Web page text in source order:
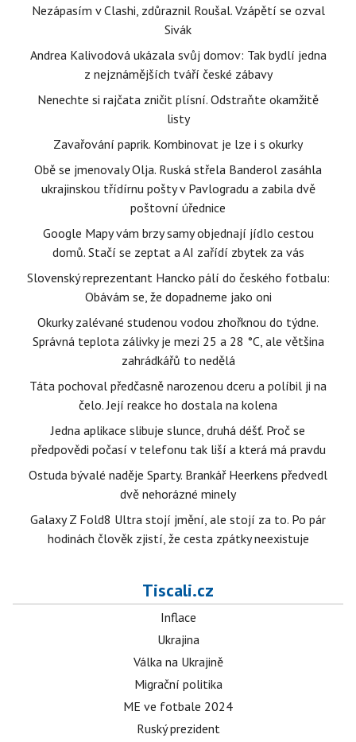
Nezápasím v Clashi, zdůraznil Roušal. Vzápětí se ozval
Sivák
Andrea Kalivodová ukázala svůj domov: Tak bydlí jedna
z nejznámějších tváří české zábavy
Nenechte si rajčata zničit plísní. Odstraňte okamžitě
listy
Zavařování paprik. Kombinovat je lze i s okurky
Obě se jmenovaly Olja. Ruská střela Banderol zasáhla
ukrajinskou třídírnu pošty v Pavlogradu a zabila dvě
poštovní úřednice
Google Mapy vám brzy samy objednají jídlo cestou
domů. Stačí se zeptat a AI zařídí zbytek za vás
Slovenský reprezentant Hancko pálí do českého fotbalu:
Obávám se, že dopadneme jako oni
Okurky zalévané studenou vodou zhořknou do týdne.
Správná teplota zálivky je mezi 25 a 28 °C, ale většina
zahrádkářů to nedělá
Táta pochoval předčasně narozenou dceru a políbil ji na
čelo. Její reakce ho dostala na kolena
Jedna aplikace slibuje slunce, druhá déšť. Proč se
předpovědi počasí v telefonu tak liší a která má pravdu
Ostuda bývalé naděje Sparty. Brankář Heerkens předvedl
dvě nehorázné minely
Galaxy Z Fold8 Ultra stojí jmění, ale stojí za to. Po pár
hodinách člověk zjistí, že cesta zpátky neexistuje
Tiscali.cz
Inflace
Ukrajina
Válka na Ukrajině
Migrační politika
ME ve fotbale 2024
Ruský prezident